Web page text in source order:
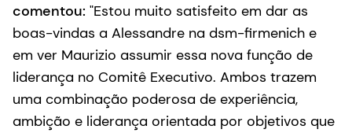
comentou: "Estou muito satisfeito em dar as
boas-vindas a Alessandre na dsm-firmenich e
em ver Maurizio assumir essa nova função de
liderança no Comitê Executivo. Ambos trazem
uma combinação poderosa de experiência,
ambição e liderança orientada por objetivos que